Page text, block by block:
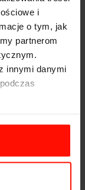
i
o tym, jak
partnerom
innymi danymi
Voucher
od maja do